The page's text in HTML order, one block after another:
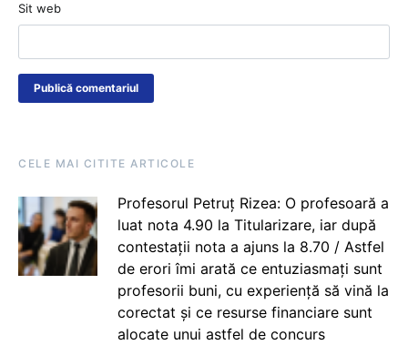
Sit web
CELE MAI CITITE ARTICOLE
Profesorul Petruț Rizea: O profesoară a
luat nota 4.90 la Titularizare, iar după
contestații nota a ajuns la 8.70 / Astfel
de erori îmi arată ce entuziasmați sunt
profesorii buni, cu experiență să vină la
corectat și ce resurse financiare sunt
alocate unui astfel de concurs